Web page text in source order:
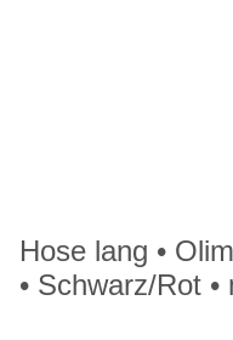
Hose lang •
• Schwarz/Rot •